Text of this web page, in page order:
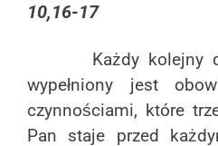
10,16-17
Każdy kolejny
wypełniony jest
czynnościami, które
Pan staje przed